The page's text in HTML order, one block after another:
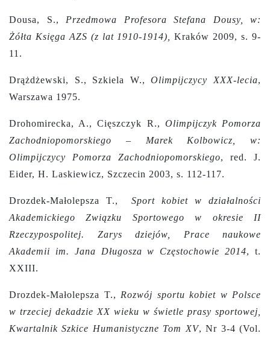
Dousa, S., Przedmowa Profesora Stefana Dousy, w:
Żółta Księga AZS (z lat 1910-1914),
Kraków 2009, s. 9-
11.
Drążdżewski, S., Szkiela W.,Olimpijczycy XXX-lecia,
Warszawa 1975.
Drohomirecka, A., Cięszczyk R., Olimpijczyk Pomorza
Zachodniopomorskiego – Marek Kolbowicz, w:
Olimpijczycy Pomorza Zachodniopomorskiego, red. J.
Eider, H. Laskiewicz, Szczecin 2003, s. 112-117.
Drozdek-Małolepsza T., Sport kobiet w działalności
Akademickiego Związku Sportowego w okresie II
Rzeczypospolitej. Zarys dziejów, Prace naukowe
Akademii im. Jana Długosza w Częstochowie 2014, t.
XXIII.
Drozdek-Małolepsza T., Rozwój sportu kobiet w Polsce
w trzeciej dekadzie XX wieku w świetle prasy sportowej,
Kwartalnik Szkice Humanistyczne Tom XV, Nr 3-4 (Vol.